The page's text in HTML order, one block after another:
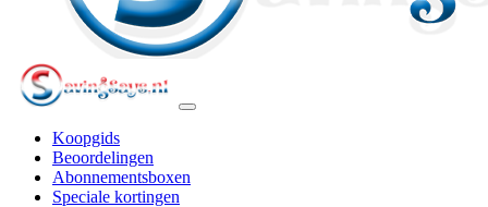
Koopgids
Beoordelingen
Abonnementsboxen
Speciale kortingen